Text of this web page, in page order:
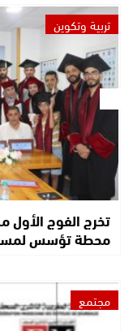
تربية وتكوين
تخرج الفوج الأول
محطة تؤسس
مجتمع